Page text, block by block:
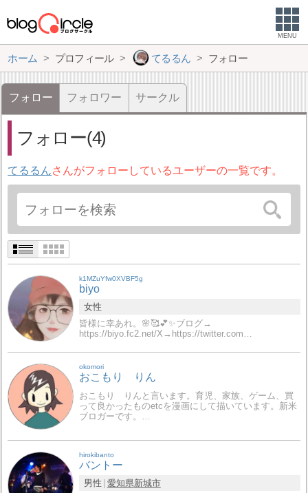
MENU
ホーム プロフィール てるるん フォロー
フォロー フォロワー サークル
フォロー(4)
てるるんさんがフォローしているユーザーの一覧です。
k1MZuYfw0XVBF5g
biyo
女性
皆様に幸あれ。🌸🥰💕✨ブログ→
https://biyo.fc2.net/X→https://twitter.com…
okomori
おこもり りん
おこもり りんと言います。育児、家族、ゲーム、買
って良かったものetcを漫画にして描いています。新米
ブロガーです。…
hirokibanto
バントー
男性 愛知県新城市